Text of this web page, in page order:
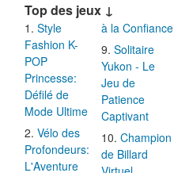
Top des jeux ↓
Style
Fashion K-
POP
Princesse:
Défilé de
Mode Ultime
Vélo des
Profondeurs:
L'Aventure
à la Confiance
Solitaire
Yukon - Le
Jeu de
Patience
Captivant
Champion
de Billard